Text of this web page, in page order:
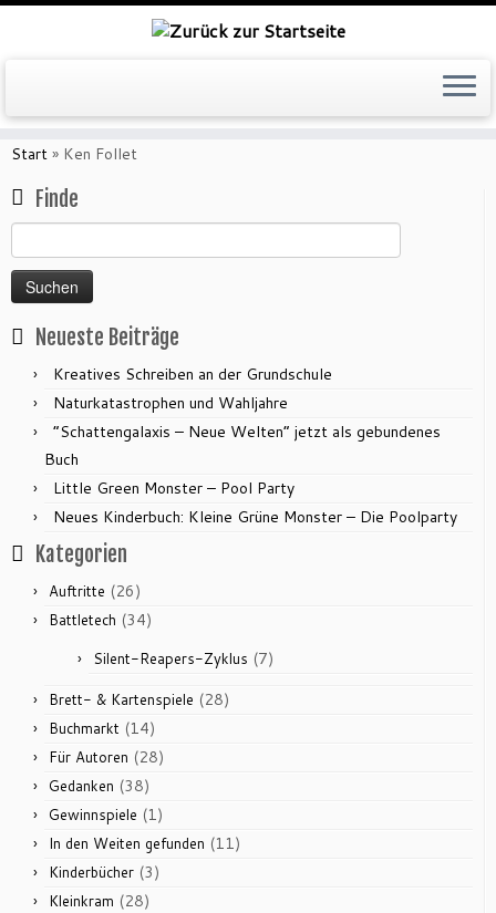
Zum
Inhalt
Start » Ken Follet
Finde
nach:
Neueste Beiträge
Kreatives Schreiben an der Grundschule
Naturkatastrophen und Wahljahre
“Schattengalaxis – Neue Welten” jetzt als gebundenes
Buch
Little Green Monster – Pool Party
Neues Kinderbuch: Kleine Grüne Monster – Die Poolparty
Kategorien
Auftritte (26)
Battletech (34)
Silent-Reapers-Zyklus (7)
Brett- & Kartenspiele (28)
Buchmarkt (14)
Für Autoren (28)
Gedanken (38)
Gewinnspiele (1)
In den Weiten gefunden (11)
Kinderbücher (3)
Kleinkram (28)